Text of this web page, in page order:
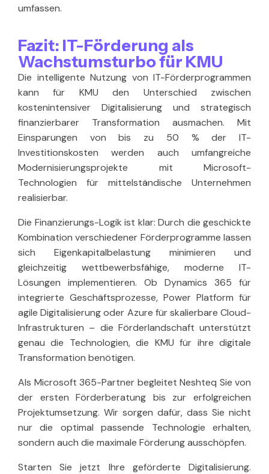
umfassen.
Fazit: IT-Förderung als
Wachstumsturbo für KMU
Die intelligente Nutzung von IT-Förderprogrammen
kann für KMU den Unterschied zwischen
kostenintensiver Digitalisierung und strategisch
finanzierbarer Transformation ausmachen. Mit
Einsparungen von bis zu 50 % der IT-
Investitionskosten werden auch umfangreiche
Modernisierungsprojekte mit Microsoft-
Technologien für mittelständische Unternehmen
realisierbar.
Die Finanzierungs-Logik ist klar: Durch die geschickte
Kombination verschiedener Förderprogramme lassen
sich Eigenkapitalbelastung minimieren und
gleichzeitig wettbewerbsfähige, moderne IT-
Lösungen implementieren. Ob Dynamics 365 für
integrierte Geschäftsprozesse, Power Platform für
agile Digitalisierung oder Azure für skalierbare Cloud-
Infrastrukturen – die Förderlandschaft unterstützt
genau die Technologien, die KMU für ihre digitale
Transformation benötigen.
Als Microsoft 365-Partner begleitet Neshteq Sie von
der ersten Förderberatung bis zur erfolgreichen
Projektumsetzung. Wir sorgen dafür, dass Sie nicht
nur die optimal passende Technologie erhalten,
sondern auch die maximale Förderung ausschöpfen.
Starten Sie jetzt Ihre geförderte Digitalisierung.